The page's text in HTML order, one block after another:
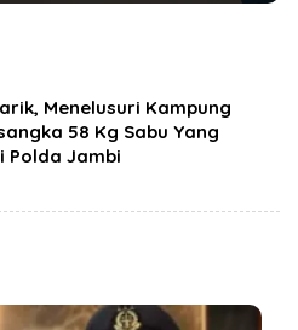
Menelusuri Kampung
58 Kg Sabu Yang
Polda Jambi